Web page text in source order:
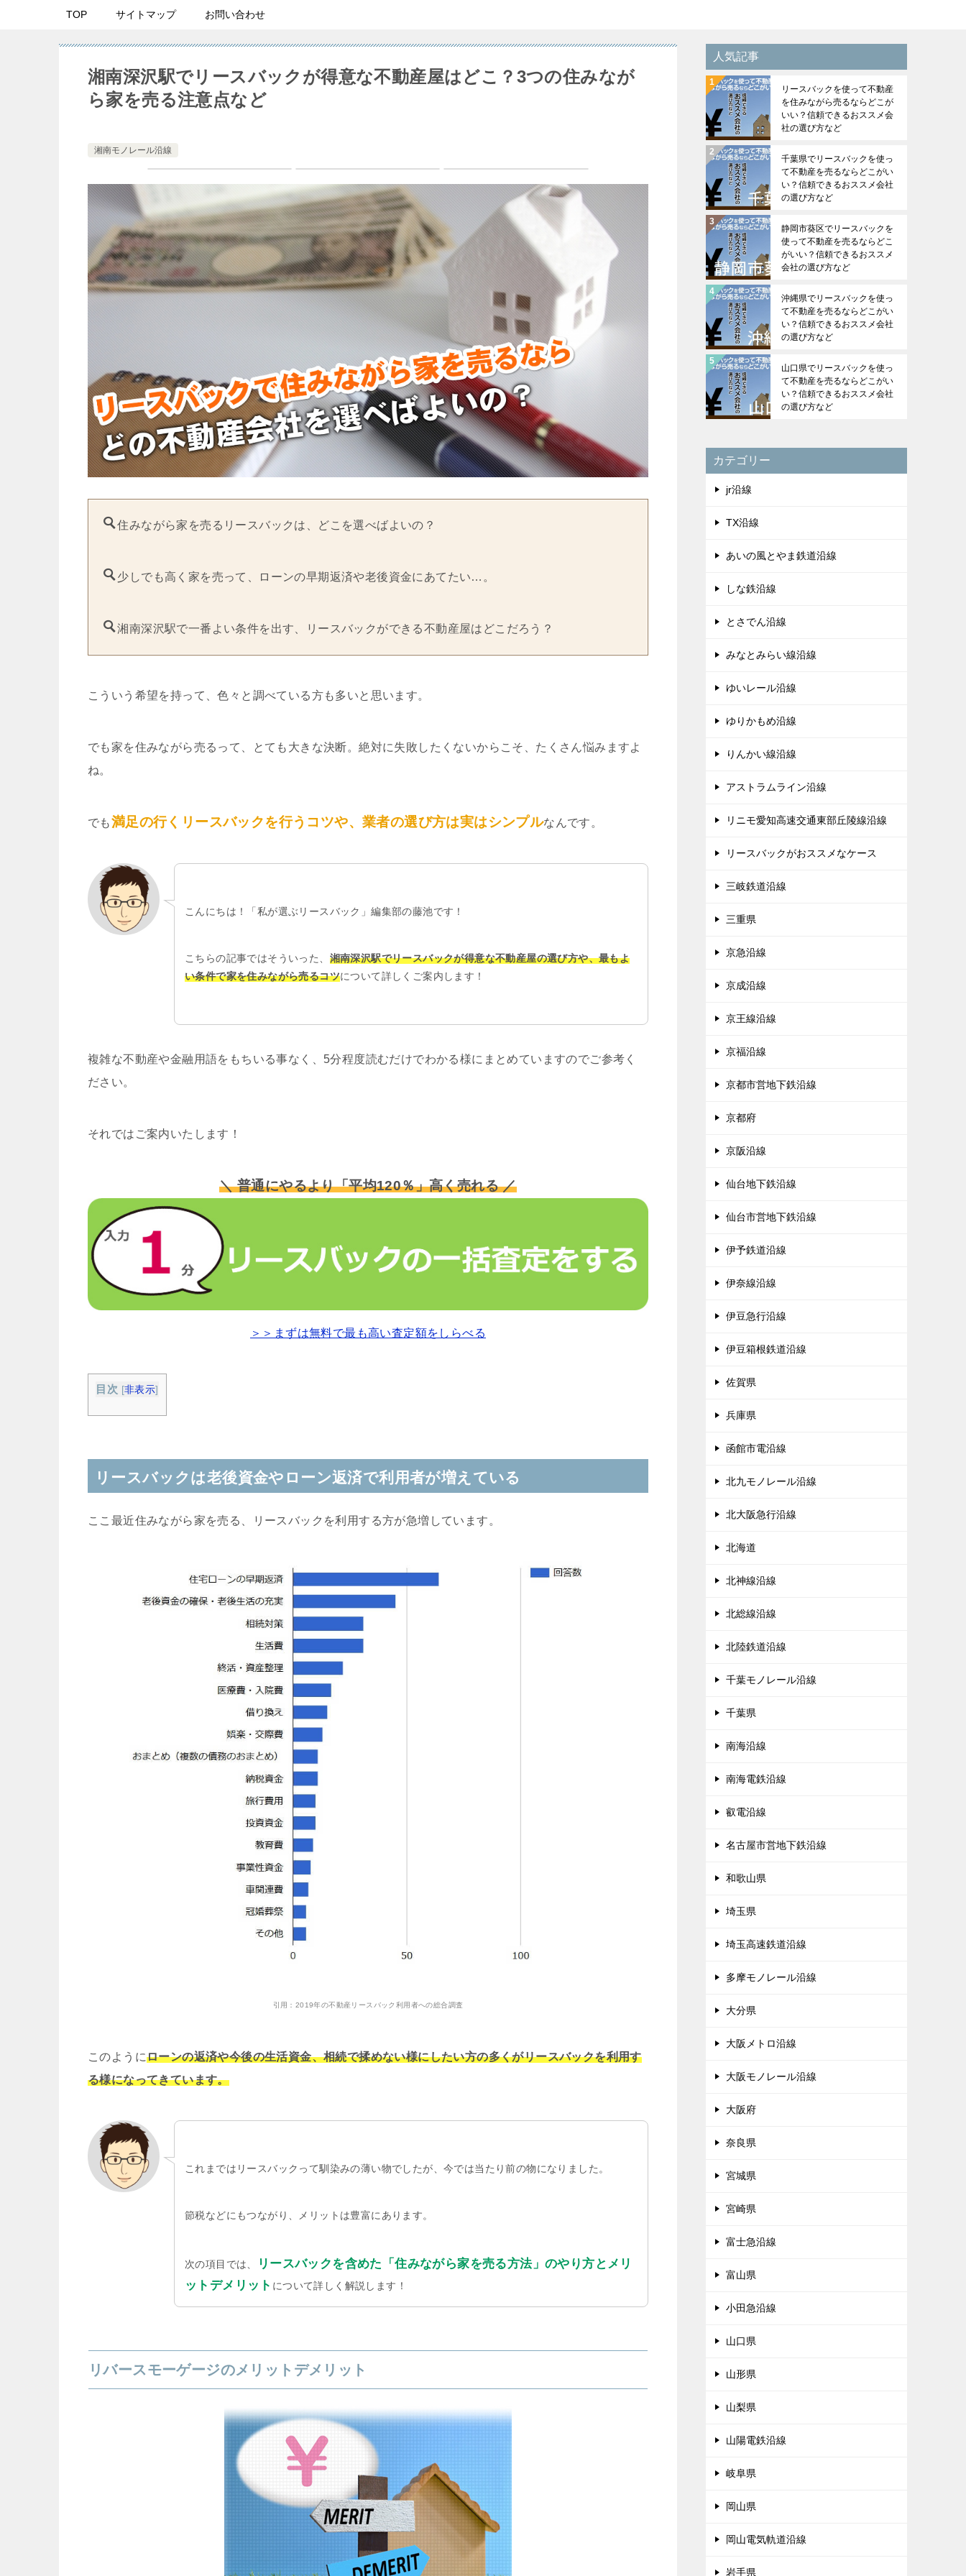
TOP サイトマップ お問い合わせ
湘南深沢駅でリースバックが得意な不動産屋はどこ？3つの住みなが
ら家を売る注意点など
湘南モノレール沿線
住みながら家を売るリースバックは、どこを選べばよいの？
少しでも高く家を売って、ローンの早期返済や老後資金にあてたい…。
湘南深沢駅で一番よい条件を出す、リースバックができる不動産屋はどこだろう？
こういう希望を持って、色々と調べている方も多いと思います。
でも家を住みながら売るって、とても大きな決断。絶対に失敗したくないからこそ、たくさん悩みますよ
ね。
でも満足の行くリースバックを行うコツや、業者の選び方は実はシンプルなんです。
こんにちは！「私が選ぶリースバック」編集部の藤池です！
こちらの記事ではそういった、 湘南深沢駅でリースバックが得意な不動産屋の選び方や、最もよ
い条件で家を住みながら売るコツについて詳しくご案内します！
複雑な不動産や金融用語をもちいる事なく、5分程度読むだけでわかる様にまとめていますのでご参考く
ださい。
それではご案内いたします！
＼ 普通にやるより「平均120％」高く売れる ／
＞＞まずは無料で最も高い査定額をしらべる
目次 [非表示]
リースバックは老後資金やローン返済で利用者が増えている
ここ最近住みながら家を売る、リースバックを利用する方が急増しています。
引用： 2019年の不動産リースバック利用者への総合調査
このようにローンの返済や今後の生活資金、相続で揉めない様にしたい方の多くがリースバックを利用す
る様になってきています。
これまではリースバックって馴染みの薄い物でしたが、今では当たり前の物になりました。
節税などにもつながり、メリットは豊富にあります。
次の項目では、
リースバックを含めた「住みながら家を売る方法」のやり方とメリ
ットデメリット について詳しく解説します！
リバースモーゲージのメリットデメリット
人気記事
リースバックを使って不動産
を住みながら売るならどこが
いい？信頼できるおススメ会
社の選び方など
千葉県でリースバックを使っ
て不動産を売るならどこがい
い？信頼できるおススメ会社
の選び方など
静岡市葵区でリースバックを
使って不動産を売るならどこ
がいい？信頼できるおススメ
会社の選び方など
沖縄県でリースバックを使っ
て不動産を売るならどこがい
い？信頼できるおススメ会社
の選び方など
山口県でリースバックを使っ
て不動産を売るならどこがい
い？信頼できるおススメ会社
の選び方など
カテゴリー
jr沿線
TX沿線
あいの風とやま鉄道沿線
しな鉄沿線
とさでん沿線
みなとみらい線沿線
ゆいレール沿線
ゆりかもめ沿線
りんかい線沿線
アストラムライン沿線
リニモ愛知高速交通東部丘陵線沿線
リースバックがおススメなケース
三岐鉄道沿線
三重県
京急沿線
京成沿線
京王線沿線
京福沿線
京都市営地下鉄沿線
京都府
京阪沿線
仙台地下鉄沿線
仙台市営地下鉄沿線
伊予鉄道沿線
伊奈線沿線
伊豆急行沿線
伊豆箱根鉄道沿線
佐賀県
兵庫県
函館市電沿線
北九モノレール沿線
北大阪急行沿線
北海道
北神線沿線
北総線沿線
北陸鉄道沿線
千葉モノレール沿線
千葉県
南海沿線
南海電鉄沿線
叡電沿線
名古屋市営地下鉄沿線
和歌山県
埼玉県
埼玉高速鉄道沿線
多摩モノレール沿線
大分県
大阪メトロ沿線
大阪モノレール沿線
大阪府
奈良県
宮城県
宮崎県
富士急沿線
富山県
小田急沿線
山口県
山形県
山梨県
山陽電鉄沿線
岐阜県
岡山県
岡山電気軌道沿線
岩手県